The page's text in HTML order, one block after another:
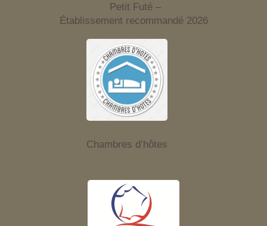
Petit Futé –
Établissement recommandé 2026
Chambres d’hôtes